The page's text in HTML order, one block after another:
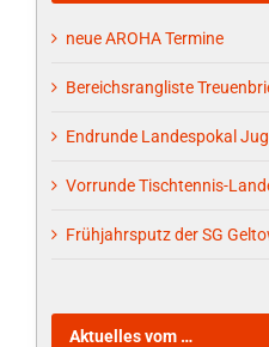
neue AROHA Termine
Bereichsrangliste
Endrunde Landespokal
Vorrunde Tischtennis-
Frühjahrsputz der SG
Aktuelles vom …